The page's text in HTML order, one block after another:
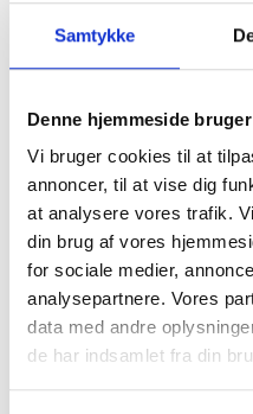
Samtykke
Denne hjemmeside
Vi bruger cookies til at
annoncer, til at vise dig
at analysere vores trafik.
din brug af vores
for sociale medier,
analysepartnere. Vores
data med andre
de har indsamlet fra din
Hjulguider
Træværn
Glatførebekæmpelse
Sikring af gennemkørselshøjde
Trafikhæmmende